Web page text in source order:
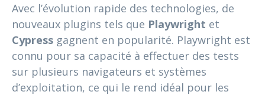
Avec l’évolution rapide des technologies, de
nouveaux plugins tels que Playwright et
Cypress gagnent en popularité. Playwright est
connu pour sa capacité à effectuer des tests
sur plusieurs navigateurs et systèmes
d’exploitation, ce qui le rend idéal pour les